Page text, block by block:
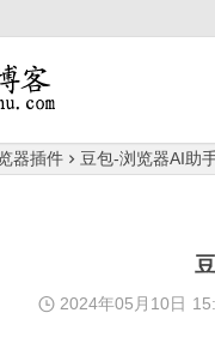
器插件 豆包-浏览器AI助
2024年05月10日